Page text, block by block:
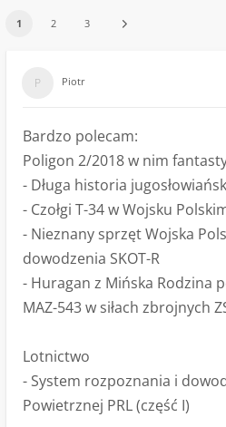
1 2 3
Piotr
Bardzo polecam:
Poligon 2/2018 w nim
- Długa historia
- Czołgi T-34 w Wojsku
- Nieznany sprzęt Wojska
dowodzenia SKOT-R
- Huragan z Mińska Rodzina
MAZ-543 w siłach zbrojnych
Lotnictwo
- System rozpoznania i
Powietrznej PRL (część I)